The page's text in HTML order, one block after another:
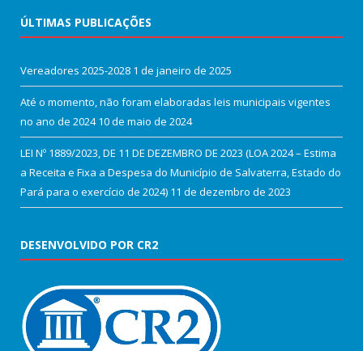
ÚLTIMAS PUBLICAÇÕES
Vereadores 2025-2028 1 de janeiro de 2025
Até o momento, não foram elaboradas leis municipais vigentes
no ano de 2024 10 de maio de 2024
LEI Nº 1889/2023, DE 11 DE DEZEMBRO DE 2023 (LOA 2024 – Estima
a Receita e Fixa a Despesa do Município de Salvaterra, Estado do
Pará para o exercício de 2024) 11 de dezembro de 2023
DESENVOLVIDO POR CR2